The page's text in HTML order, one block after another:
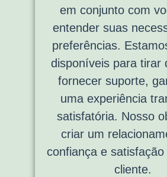
em conjunto com
entender suas
preferências.
disponíveis para tirar
fornecer suporte,
uma experiência
satisfatória. Nosso
criar um
confiança e
cliente.